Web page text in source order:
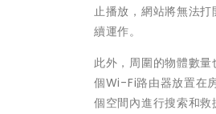
止播放，網站將無法
續運作。
此外，周圍的物體數
個Wi-Fi路由器放置在
個空間內進行搜索和救